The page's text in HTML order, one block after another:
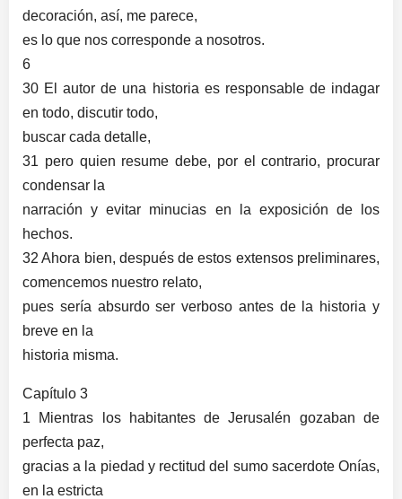
decoración, así, me parece,
es lo que nos corresponde a nosotros.
6
30 El autor de una historia es responsable de indagar
en todo, discutir todo,
buscar cada detalle,
31 pero quien resume debe, por el contrario, procurar
condensar la
narración y evitar minucias en la exposición de los
hechos.
32 Ahora bien, después de estos extensos preliminares,
comencemos nuestro relato,
pues sería absurdo ser verboso antes de la historia y
breve en la
historia misma.
Capítulo 3
1 Mientras los habitantes de Jerusalén gozaban de
perfecta paz,
gracias a la piedad y rectitud del sumo sacerdote Onías,
en la estricta